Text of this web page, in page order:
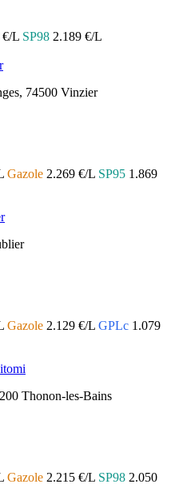
€/L SP98 2.189 €/L
74500 Vinzier
Gazole 2.269 €/L SP95 1.869
Gazole 2.129 €/L GPLc 1.079
Thonon-les-Bains
Gazole 2.215 €/L SP98 2.050